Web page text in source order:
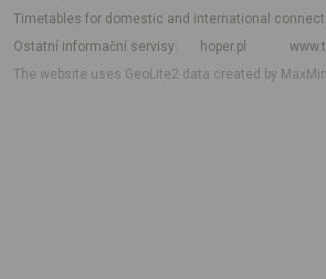
Timetables for domestic and international
Ostatní informační servisy
hoper.pl
The website uses GeoLite2 data created by